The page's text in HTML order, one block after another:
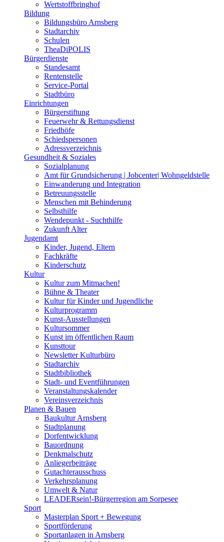
Wertstoffbringhof
Bildung
Bildungsbüro Arnsberg
Stadtarchiv
Schulen
TheaDiPOLIS
Bürgerdienste
Standesamt
Rentenstelle
Service-Portal
Stadtbüro
Einrichtungen
Bürgerstiftung
Feuerwehr & Rettungsdienst
Friedhöfe
Schiedspersonen
Adressverzeichnis
Gesundheit & Soziales
Sozialplanung
Amt für Grundsicherung | Jobcenter| Wohngeldstelle
Einwanderung und Integration
Betreuungsstelle
Menschen mit Behinderung
Selbsthilfe
Wendepunkt - Suchthilfe
Zukunft Alter
Jugendamt
Kinder, Jugend, Eltern
Fachkräfte
Kinderschutz
Kultur
Kultur zum Mitmachen!
Bühne & Theater
Kultur für Kinder und Jugendliche
Kulturprogramm
Kunst-Ausstellungen
Kultursommer
Kunst im öffentlichen Raum
Kunsttour
Newsletter Kulturbüro
Stadtarchiv
Stadtbibliothek
Stadt- und Eventführungen
Veranstaltungskalender
Vereinsverzeichnis
Planen & Bauen
Baukultur Arnsberg
Stadtplanung
Dorfentwicklung
Bauordnung
Denkmalschutz
Anliegerbeiträge
Gutachterausschuss
Verkehrsplanung
Umwelt & Natur
LEADERsein!-Bürgerregion am Sorpesee
Sport
Masterplan Sport + Bewegung
Sportförderung
Sportanlagen in Arnsberg